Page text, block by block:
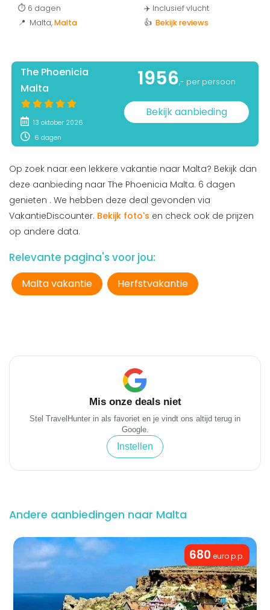
⏱️ 6 dagen
📍 Malta,Malta
✈️ Inclusief vlucht
👍 Bekijk reviews
The Phoenicia
Malta
13 oktober 2026
6 dagen
1956,- per persoon
Bekijk aanbieding
Op zoek naar een lekkere vakantie naar Malta? Bekijk dan
deze aanbieding naar The Phoenicia Malta. 6 dagen
genieten . We hebben deze deal gevonden via
VakantieDiscounter. Bekijk foto's en check ook de prijzen
op andere data.
Relevante pagina's voor jou:
Malta vakantie Herfstvakantie
Mis onze deals niet
Stel TravelHunter in als favoriet en je vindt ons altijd terug in
Google.
Instellen
Andere aanbiedingen naar Malta
680 euro p.p.